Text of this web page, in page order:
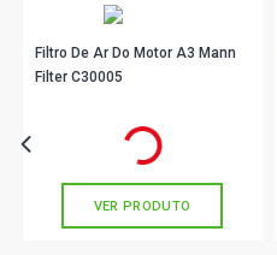
Filtro De Ar Do Motor A3 Mann
Filter C30005
em até 4x de
VER PRODUTO